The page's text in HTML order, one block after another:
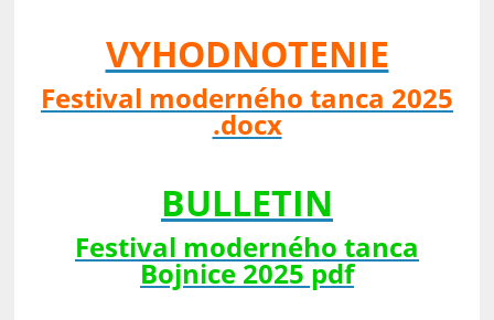
VYHODNOTENIE
Festival moderného tanca 2025
.docx
BULLETIN
Festival moderného tanca
Bojnice 2025 pdf